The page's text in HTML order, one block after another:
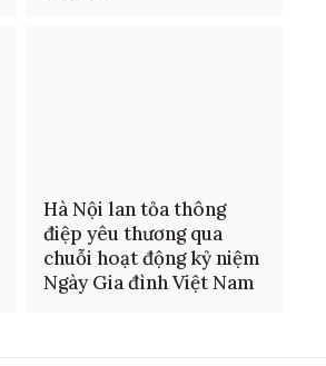
Hà Nội lan tỏa thông
điệp yêu thương qua
chuỗi hoạt động kỷ niệm
Ngày Gia đình Việt Nam